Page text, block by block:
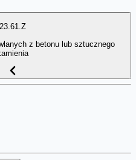
23.61.Z
z betonu lub sztucznego